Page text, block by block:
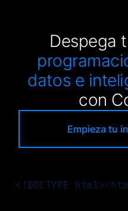
Despega
datos e
con
Empieza tu
< !DOCTYPE html><